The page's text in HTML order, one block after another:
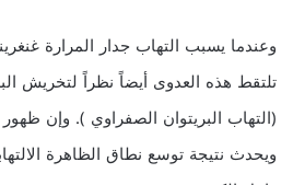
وعندما يسبب التهاب جدار المرارة
تلتقط هذه العدوى أيضاً نظراً لتخريش
(التهاب البريتوان الصفراوي ). وإن ظهور
ويحدث نتيجة توسع نطاق الظاهرة